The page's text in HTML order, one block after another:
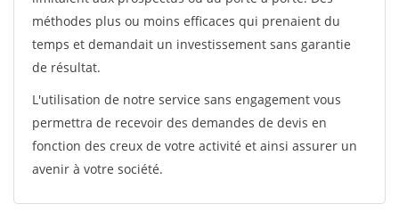
méthodes plus ou moins efficaces qui prenaient du
temps et demandait un investissement sans garantie
de résultat.
L'utilisation de notre service sans engagement vous
permettra de recevoir des demandes de devis en
fonction des creux de votre activité et ainsi assurer un
avenir à votre société.